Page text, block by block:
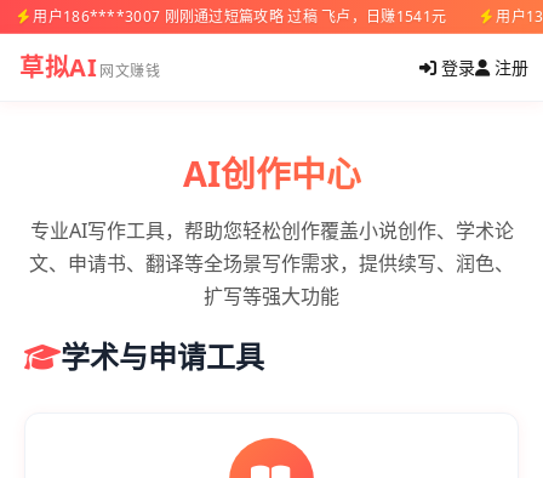
用户186****3007 刚刚通过短篇攻略 过稿 飞卢，日赚1541元 用户
草拟AI网文赚钱 登录 注册
AI创作中心
专业AI写作工具，帮助您轻松创作覆盖小说创作、学术论
文、申请书、翻译等全场景写作需求，提供续写、润色、
扩写等强大功能
学术与申请工具